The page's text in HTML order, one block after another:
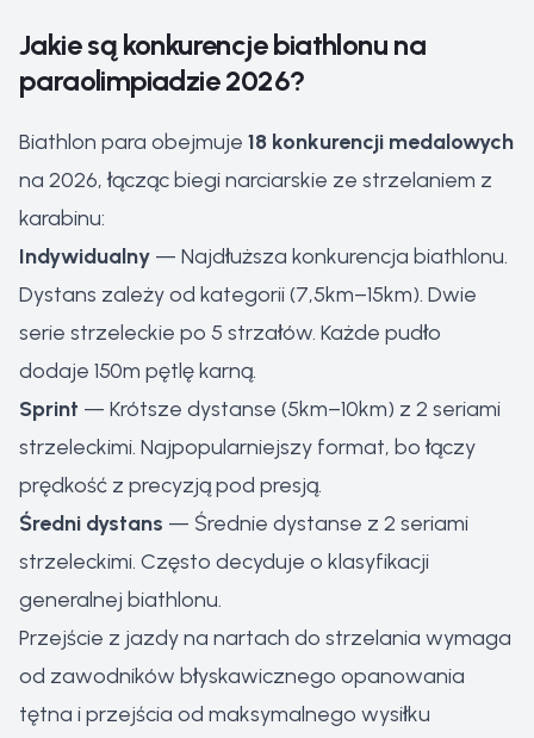
Jakie są konkurencje biathlonu na
paraolimpiadzie 2026?
Biathlon para obejmuje 18 konkurencji medalowych
na 2026, łącząc biegi narciarskie ze strzelaniem z
karabinu:
Indywidualny — Najdłuższa konkurencja biathlonu.
Dystans zależy od kategorii (7,5km–15km). Dwie
serie strzeleckie po 5 strzałów. Każde pudło
dodaje 150m pętlę karną.
Sprint — Krótsze dystanse (5km–10km) z 2 seriami
strzeleckimi. Najpopularniejszy format, bo łączy
prędkość z precyzją pod presją.
Średni dystans — Średnie dystanse z 2 seriami
strzeleckimi. Często decyduje o klasyfikacji
generalnej biathlonu.
Przejście z jazdy na nartach do strzelania wymaga
od zawodników błyskawicznego opanowania
tętna i przejścia od maksymalnego wysiłku